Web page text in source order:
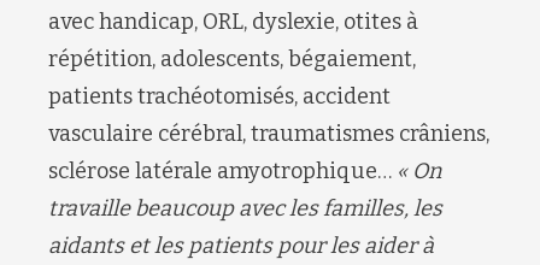
avec handicap, ORL, dyslexie, otites à
répétition, adolescents, bégaiement,
patients trachéotomisés, accident
vasculaire cérébral, traumatismes crâniens,
sclérose latérale amyotrophique… « On
travaille beaucoup avec les familles, les
aidants et les patients pour les aider à